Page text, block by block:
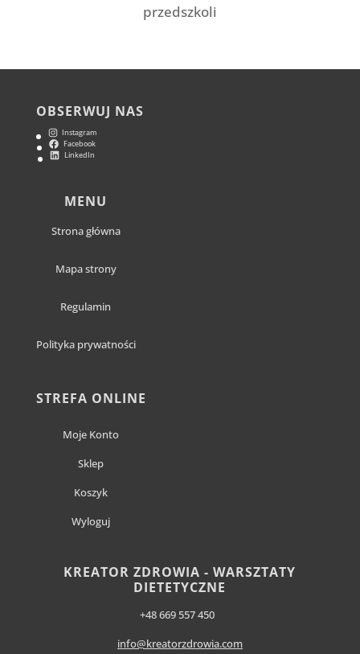
przedszkoli
OBSERWUJ NAS
Instagram
Facebook
LinkedIn
MENU
Strona główna
Mapa strony
Regulamin
Polityka prywatności
STREFA ONLINE
Moje Konto
Sklep
Koszyk
Wyloguj
KREATOR ZDROWIA - WARSZTATY
DIETETYCZNE
+48 669 557 450
info@kreatorzdrowia.com